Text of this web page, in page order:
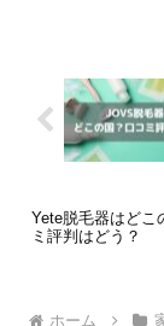
Yete脱毛器はどこ
ミ評判はどう？
ホーム